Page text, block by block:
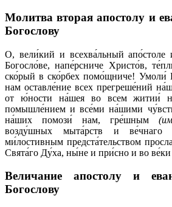
Молитва вторая апостолу и
Богослову
О, вели́кий и всехва́льный апо́столе
Богосло́ве, напе́рсниче Христо́в,
ско́рый в ско́рбех помо́щниче! Умоли́
нам оставле́ние всех прегреше́ний
от ю́ности на́шея во всем житии́
помышле́нием и все́ми на́шими
на́ших помози́ нам, гре́шным
возду́шных мыта́рств и
ми́лостивным предста́тельством
Свята́го Ду́ха, ны́не и при́сно и во
Величание апостолу и
Богослову